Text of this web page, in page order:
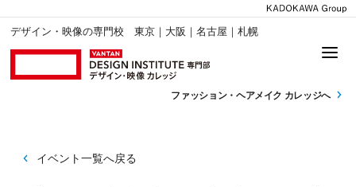
デザイン・映像の専門校 東京｜大阪｜名古屋｜札幌
ファッション・ ヘアメイク カレッジへ
イベント一覧へ戻る